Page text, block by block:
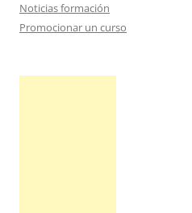
Noticias formación
Promocionar un curso